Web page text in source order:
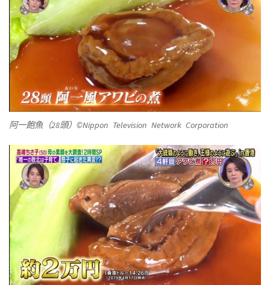
阿一飽魚（28頭）©Nippon Television Network Corporation